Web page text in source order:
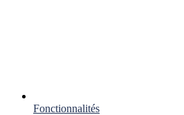
Fonctionnalités